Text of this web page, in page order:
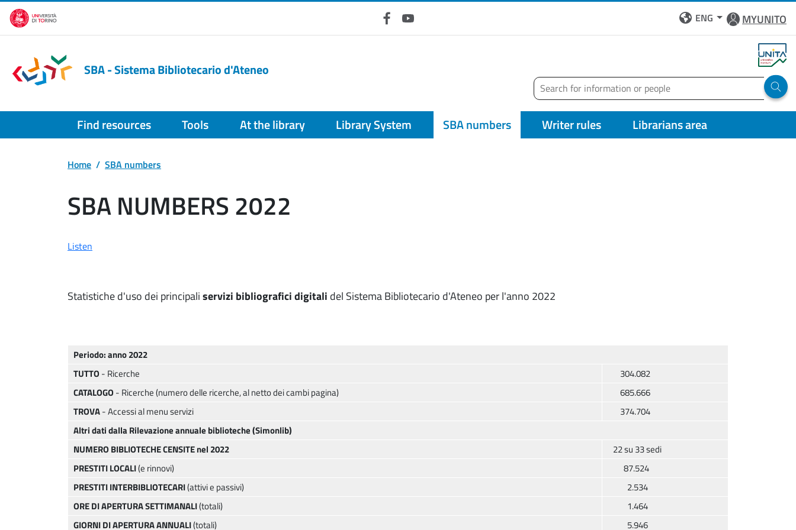
Skip to main content
FacebookYouTube
ENG MYUNITO
SBA - Sistema Bibliotecario d'Ateneo
Search
Run
Find resources Tools At the library Library System SBA numbers Writer rules Librarians area
Home SBA numbers
SBA NUMBERS 2022
Listen
Statistiche d'uso dei principaliservizi bibliografici digitali del Sistema Bibliotecario d'Ateneo per l'anno 2022
Periodo: anno 2022
TUTTO - Ricerche
304.082
CATALOGO - Ricerche (numero delle ricerche, al netto dei cambi pagina)
685.666
TROVA- Accessi al menu servizi
374.704
Altri dati dalla Rilevazione annuale biblioteche (Simonlib)
NUMERO BIBLIOTECHE CENSITE nel 2022
22 su 33 sedi
PRESTITI LOCALI(e rinnovi)
87.524
PRESTITI INTERBIBLIOTECARI(attivi e passivi)
2.534
ORE DI APERTURA SETTIMANALI(totali)
1.464
GIORNI DI APERTURA ANNUALI(totali)
5.946